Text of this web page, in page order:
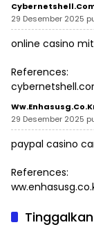
29 Desember 2025
online casino
References:
29 Desember 2025
paypal casino
References: